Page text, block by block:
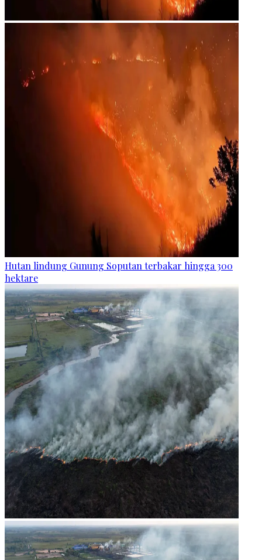
Hutan lindung Gunung Soputan terbakar hingga 300
hektare